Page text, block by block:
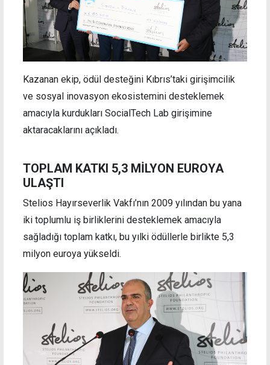
Kazanan ekip, ödül desteğini Kıbrıs’taki girişimcilik
ve sosyal inovasyon ekosistemini desteklemek
amacıyla kurdukları SocialTech Lab girişimine
aktaracaklarını açıkladı.
TOPLAM KATKI 5,3 MİLYON EUROYA
ULAŞTI
Stelios Hayırseverlik Vakfı’nın 2009 yılından bu yana
iki toplumlu iş birliklerini desteklemek amacıyla
sağladığı toplam katkı, bu yılki ödüllerle birlikte 5,3
milyon euroya yükseldi.